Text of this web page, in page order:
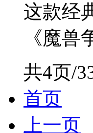
这款经
《魔兽
共4页/
首页
上一页